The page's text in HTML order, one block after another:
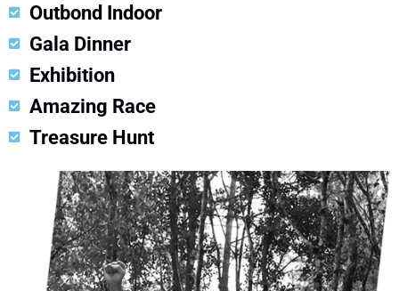
Outbond Indoor
Gala Dinner
Exhibition
Amazing Race
Treasure Hunt